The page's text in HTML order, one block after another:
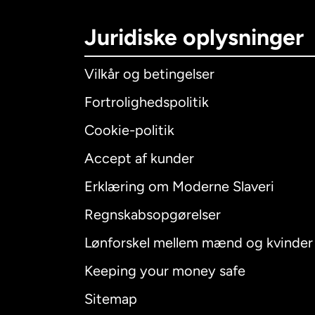
Juridiske oplysninger
Vilkår og betingelser
Fortrolighedspolitik
Cookie-politik
Accept af kunder
Erklæring om Moderne Slaveri
Regnskabsopgørelser
Lønforskel mellem mænd og kvinder
Keeping your money safe
Sitemap
Australien